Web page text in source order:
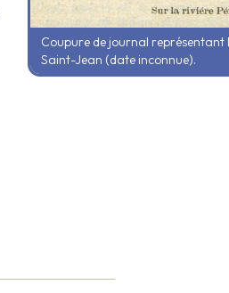
Coupure de journal
Saint-Jean (date inconnue).